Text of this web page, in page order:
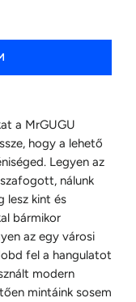
a MrGUGU
hogy a lehető
Legyen az
nálunk
lesz kint és
bármikor
az egy városi
fel a hangulatot
modern
mintáink sosem